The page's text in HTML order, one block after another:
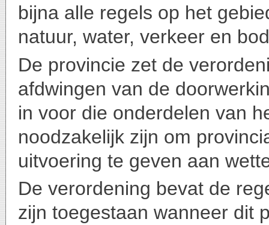
bijna alle regels op het
natuur, water, verkeer en
De provincie zet de
afdwingen van de
in voor die onderdelen van
noodzakelijk zijn om
uitvoering te geven aan
De verordening bevat de
zijn toegestaan wanneer dit